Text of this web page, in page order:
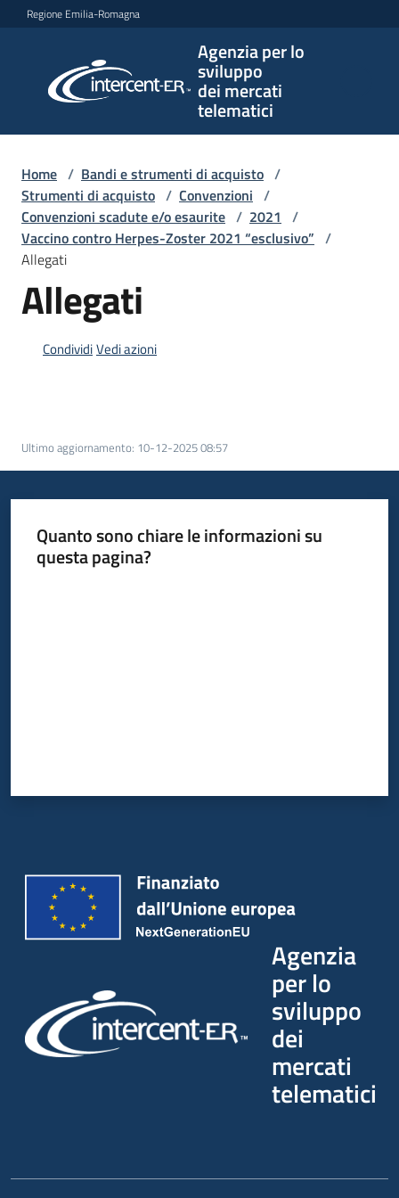
Vai al contenuto
Vai alla navigazione
Vai al footer
Regione Emilia-Romagna
Agenzia per lo
sviluppo
dei mercati
telematici
per lo
sviluppo
telematici
L'Agenzia
Piattaforme
telematiche
Home / Bandi e strumenti di acquisto /
Strumenti di acquisto / Convenzioni /
Convenzioni scadute e/o esaurite / 2021 /
Vaccino contro Herpes-Zoster 2021 “esclusivo” /
Allegati
Allegati
CondividiVedi azioni
Ultimo aggiornamento: 10-12-2025 08:57
Quanto sono chiare le informazioni su
questa pagina?
Agenzia
per lo
sviluppo
dei
mercati
telematici